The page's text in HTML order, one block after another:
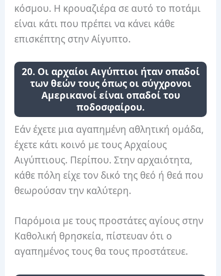
κόσμου. Η κρουαζιέρα σε αυτό το ποτάμι
είναι κάτι που πρέπει να κάνει κάθε
επισκέπτης στην Αίγυπτο.
20. Οι αρχαίοι Αιγύπτιοι ήταν οπαδοί
των θεών τους όπως οι σύγχρονοι
Αμερικανοί είναι οπαδοί του
ποδοσφαίρου.
Εάν έχετε μια αγαπημένη αθλητική ομάδα,
έχετε κάτι κοινό με τους Αρχαίους
Αιγύπτιους. Περίπου. Στην αρχαιότητα,
κάθε πόλη είχε τον δικό της θεό ή θεά που
θεωρούσαν την καλύτερη.
Παρόμοια με τους προστάτες αγίους στην
Καθολική θρησκεία, πίστευαν ότι ο
αγαπημένος τους θα τους προστάτευε.